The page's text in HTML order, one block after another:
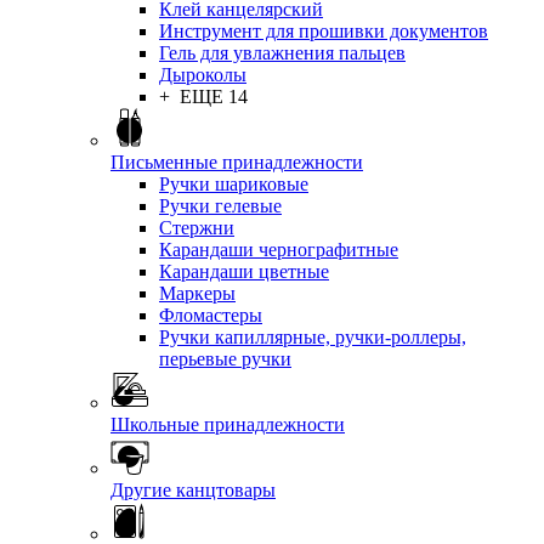
Клей канцелярский
Инструмент для прошивки документов
Гель для увлажнения пальцев
Дыроколы
+ ЕЩЕ 14
Письменные принадлежности
Ручки шариковые
Ручки гелевые
Стержни
Карандаши чернографитные
Карандаши цветные
Маркеры
Фломастеры
Ручки капиллярные, ручки-роллеры,
перьевые ручки
Школьные принадлежности
Другие канцтовары